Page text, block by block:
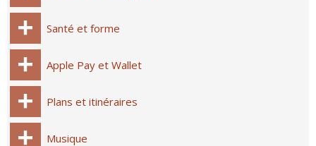
Santé et forme
Apple Pay et Wallet
Plans et itinéraires
Musique